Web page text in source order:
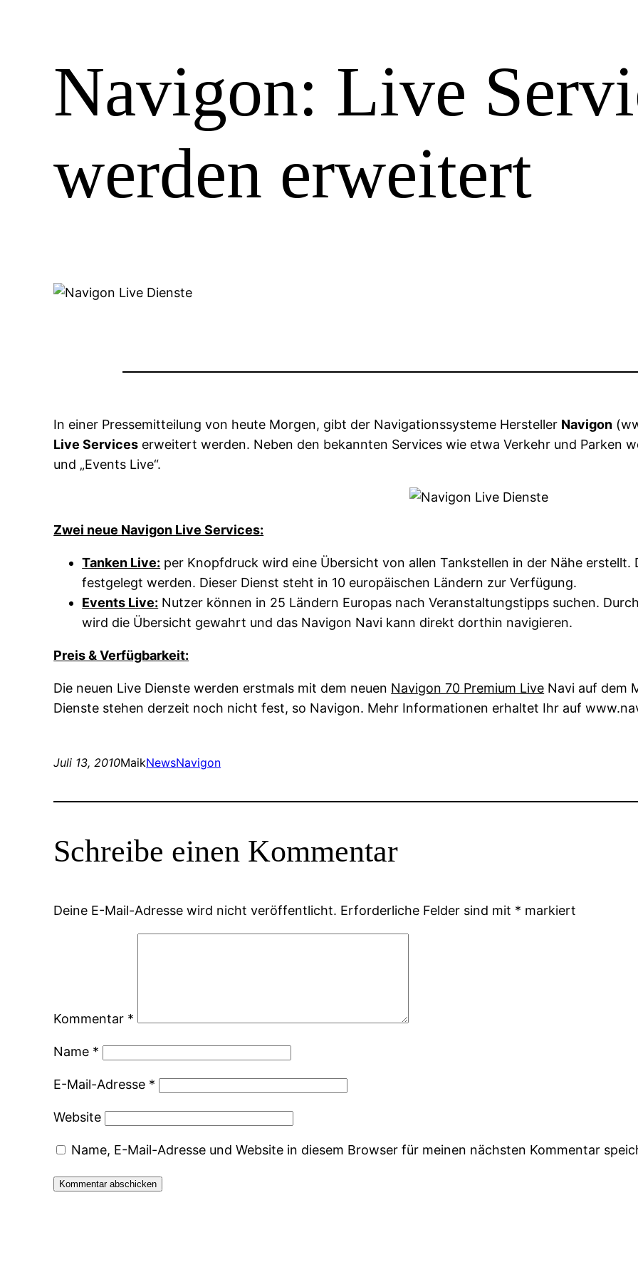
Navigon: Live
werden erweitert
In einer Pressemitteilung von heute Morgen, gibt der Navigationssysteme Hersteller Navigon
Live Services erweitert werden. Neben den bekannten Services wie etwa Verkehr und Parken
und „Events Live“.
Zwei neue Navigon Live Services:
Tanken Live: per Knopfdruck wird eine Übersicht von allen Tankstellen in der Nähe
festgelegt werden. Dieser Dienst steht in 10 europäischen Ländern zur Verfügung.
Events Live: Nutzer können in 25 Ländern Europas nach Veranstaltungstipps suchen.
wird die Übersicht gewahrt und das Navigon Navi kann direkt dorthin navigieren.
Preis & Verfügbarkeit:
Die neuen Live Dienste werden erstmals mit dem neuen Navigon 70 Premium Live Navi auf dem
Dienste stehen derzeit noch nicht fest, so Navigon. Mehr Informationen erhaltet Ihr auf
Juli 13, 2010MaikNewsNavigon
Schreibe einen Kommentar
Deine E-Mail-Adresse wird nicht veröffentlicht. Erforderliche Felder sind mit * markiert
Kommentar *
Name *
E-Mail-Adresse *
Website
Name, E-Mail-Adresse und Website in diesem Browser für meinen nächsten Kommentar